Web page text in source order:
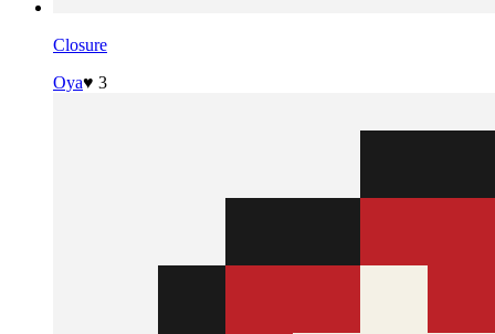
Closure
Oya♥ 3